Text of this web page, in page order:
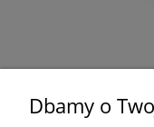
Dbamy o